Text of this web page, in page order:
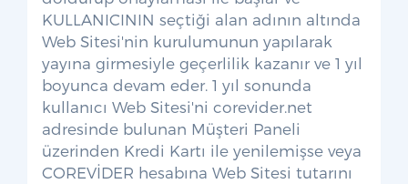
KULLANICININ seçtiği alan adının altında
Web Sitesi'nin kurulumunun yapılarak
yayına girmesiyle geçerlilik kazanır ve 1 yıl
boyunca devam eder. 1 yıl sonunda
kullanıcı Web Sitesi'ni corevider.net
adresinde bulunan Müşteri Paneli
üzerinden Kredi Kartı ile yenilemişse veya
COREVİDER hesabına Web Sitesi tutarını